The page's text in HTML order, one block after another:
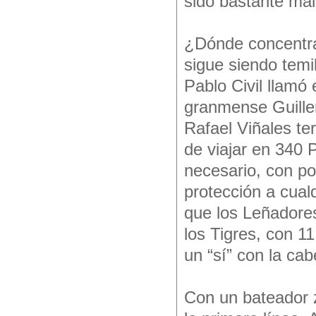
¿Dónde
sigue siendo
Pablo Civil llamó
granmense
Rafael Viñales
de viajar en 340
necesario, con
protección a
que los
los Tigres, con
un “sí” con la
Con un bateador